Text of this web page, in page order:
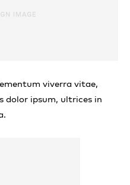
viverra vitae,
dolor ipsum, ultrices in